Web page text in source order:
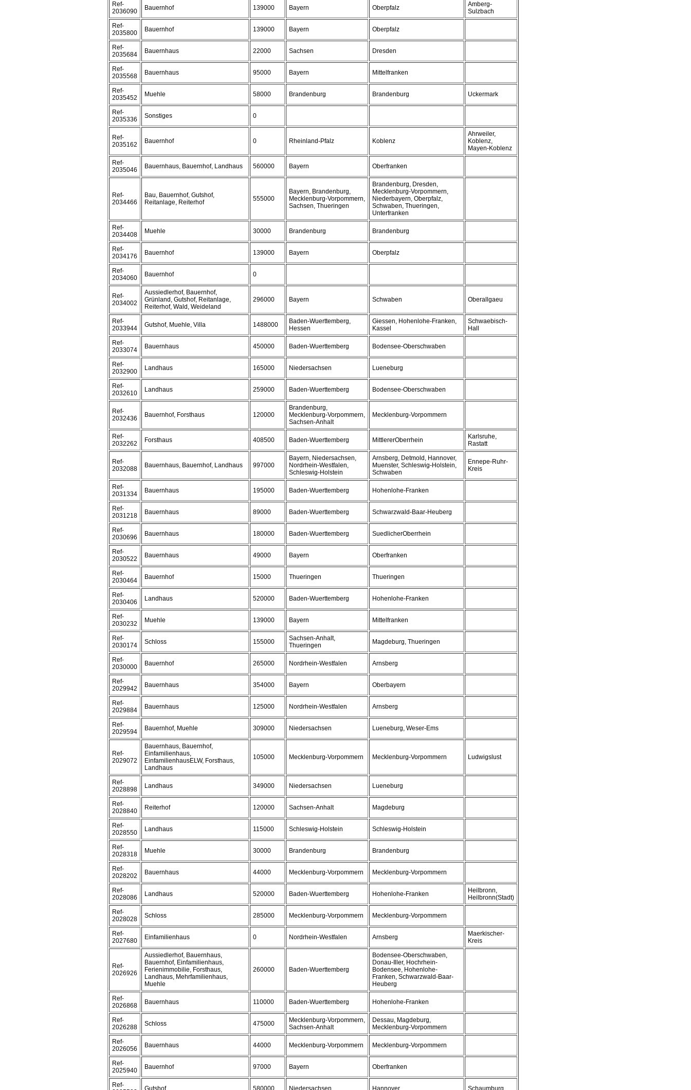
Ref-
2036090
Bauernhof 139000 Bayern Oberpfalz
Amberg-
Sulzbach
Ref-
2035800
Bauernhof 139000 Bayern Oberpfalz
Ref-
2035684
Bauernhaus 22000 Sachsen Dresden
Ref-
2035568
Bauernhaus 95000 Bayern Mittelfranken
Ref-
2035452
Muehle 58000 Brandenburg Brandenburg Uckermark
Ref-
2035336
Sonstiges 0
Ref-
2035162
Bauernhof 0 Rheinland-Pfalz Koblenz
Ahrweiler,
Koblenz,
Mayen-Koblenz
Ref-
2035046
Bauernhaus, Bauernhof, Landhaus 560000 Bayern Oberfranken
Ref-
2034466
Bau, Bauernhof, Gutshof,
Reitanlage, Reiterhof
555000
Bayern, Brandenburg,
Mecklenburg-Vorpommern,
Sachsen, Thueringen
Brandenburg, Dresden,
Mecklenburg-Vorpommern,
Niederbayern, Oberpfalz,
Schwaben, Thueringen,
Unterfranken
Ref-
2034408
Muehle 30000 Brandenburg Brandenburg
Ref-
2034176
Bauernhof 139000 Bayern Oberpfalz
Ref-
2034060
Bauernhof 0
Ref-
2034002
Aussiedlerhof, Bauernhof,
Grünland, Gutshof, Reitanlage,
Reiterhof, Wald, Weideland
296000 Bayern Schwaben Oberallgaeu
Ref-
2033944
Gutshof, Muehle, Villa 1488000
Baden-Wuerttemberg,
Hessen
Giessen, Hohenlohe-Franken,
Kassel
Schwaebisch-
Hall
Ref-
2033074
Bauernhaus 450000 Baden-Wuerttemberg Bodensee-Oberschwaben
Ref-
2032900
Landhaus 165000 Niedersachsen Lueneburg
Ref-
2032610
Landhaus 259000 Baden-Wuerttemberg Bodensee-Oberschwaben
Ref-
2032436
Bauernhof, Forsthaus 120000
Brandenburg,
Mecklenburg-Vorpommern,
Sachsen-Anhalt
Mecklenburg-Vorpommern
Ref-
2032262
Forsthaus 408500 Baden-Wuerttemberg MittlererOberrhein
Karlsruhe,
Rastatt
Ref-
2032088
Bauernhaus, Bauernhof, Landhaus 997000
Bayern, Niedersachsen,
Nordrhein-Westfalen,
Schleswig-Holstein
Arnsberg, Detmold, Hannover,
Muenster, Schleswig-Holstein,
Schwaben
Ennepe-Ruhr-
Kreis
Ref-
2031334
Bauernhaus 195000 Baden-Wuerttemberg Hohenlohe-Franken
Ref-
2031218
Bauernhaus 89000 Baden-Wuerttemberg Schwarzwald-Baar-Heuberg
Ref-
2030696
Bauernhaus 180000 Baden-Wuerttemberg SuedlicherOberrhein
Ref-
2030522
Bauernhaus 49000 Bayern Oberfranken
Ref-
2030464
Bauernhof 15000 Thueringen Thueringen
Ref-
2030406
Landhaus 520000 Baden-Wuerttemberg Hohenlohe-Franken
Ref-
2030232
Muehle 139000 Bayern Mittelfranken
Ref-
2030174
Schloss 155000
Sachsen-Anhalt,
Thueringen
Magdeburg, Thueringen
Ref-
2030000
Bauernhof 265000 Nordrhein-Westfalen Arnsberg
Ref-
2029942
Bauernhaus 354000 Bayern Oberbayern
Ref-
2029884
Bauernhaus 125000 Nordrhein-Westfalen Arnsberg
Ref-
2029594
Bauernhof, Muehle 309000 Niedersachsen Lueneburg, Weser-Ems
Ref-
2029072
Bauernhaus, Bauernhof,
Einfamilienhaus,
EinfamilienhausELW, Forsthaus,
Landhaus
105000 Mecklenburg-Vorpommern Mecklenburg-Vorpommern Ludwigslust
Ref-
2028898
Landhaus 349000 Niedersachsen Lueneburg
Ref-
2028840
Reiterhof 120000 Sachsen-Anhalt Magdeburg
Ref-
2028550
Landhaus 115000 Schleswig-Holstein Schleswig-Holstein
Ref-
2028318
Muehle 30000 Brandenburg Brandenburg
Ref-
2028202
Bauernhaus 44000 Mecklenburg-Vorpommern Mecklenburg-Vorpommern
Ref-
2028086
Landhaus 520000 Baden-Wuerttemberg Hohenlohe-Franken
Heilbronn,
Heilbronn(Stadt)
Ref-
2028028
Schloss 285000 Mecklenburg-Vorpommern Mecklenburg-Vorpommern
Ref-
2027680
Einfamilienhaus 0 Nordrhein-Westfalen Arnsberg
Maerkischer-
Kreis
Ref-
2026926
Aussiedlerhof, Bauernhaus,
Bauernhof, Einfamilienhaus,
Ferienimmobilie, Forsthaus,
Landhaus, Mehrfamilienhaus,
Muehle
260000 Baden-Wuerttemberg
Bodensee-Oberschwaben,
Donau-Iller, Hochrhein-
Bodensee, Hohenlohe-
Franken, Schwarzwald-Baar-
Heuberg
Ref-
2026868
Bauernhaus 110000 Baden-Wuerttemberg Hohenlohe-Franken
Ref-
2026288
Schloss 475000
Mecklenburg-Vorpommern,
Sachsen-Anhalt
Dessau, Magdeburg,
Mecklenburg-Vorpommern
Ref-
2026056
Bauernhaus 44000 Mecklenburg-Vorpommern Mecklenburg-Vorpommern
Ref-
2025940
Bauernhof 97000 Bayern Oberfranken
Ref-
Gutshof 580000 Niedersachsen Hannover Schaumburg